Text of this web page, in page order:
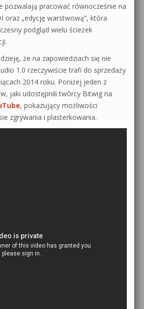
pozwalają pracować równocześnie na
oraz „edycję warstwową”, która
podgląd wielu ścieżek
że na zapowiedziach się nie
1.0 rzeczywiście trafi do sprzedaży
2014 roku. Poniżej jeden z
jaki udostępnili twórcy Bitwig na
, pokazujący możliwości
zgrywania i plasterkowania.